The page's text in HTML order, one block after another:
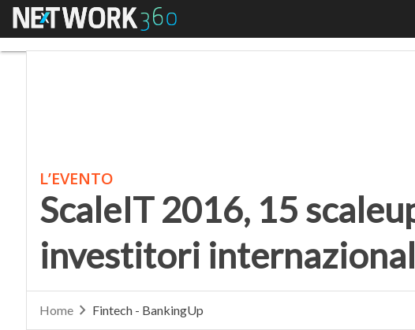
Menu
L’EVENTO
ScaleIT 2016, 15
investitori
Home Fintech - BankingUp